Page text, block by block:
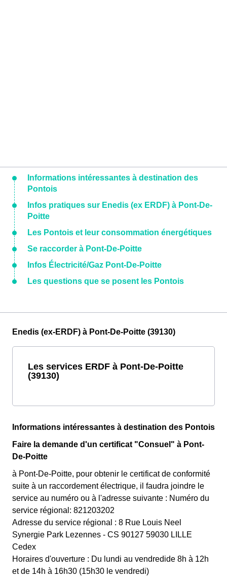
Informations intéressantes à destination des
Pontois
Infos pratiques sur Enedis (ex ERDF) à Pont-De-
Poitte
Les Pontois et leur consommation énergétiques
Se raccorder à Pont-De-Poitte
Infos Électricité/Gaz Pont-De-Poitte
Les questions que se posent les Pontois
Enedis (ex-ERDF) à Pont-De-Poitte (39130)
Les services ERDF à Pont-De-Poitte
(39130)
Informations intéressantes à destination des Pontois
Faire la demande d'un certificat "Consuel" à Pont-
De-Poitte
à Pont-De-Poitte, pour obtenir le certificat de conformité
suite à un raccordement électrique, il faudra joindre le
service au numéro ou à l'adresse suivante : Numéro du
service régional: 821203202
Adresse du service régional : 8 Rue Louis Neel
Synergie Park Lezennes - CS 90127 59030 LILLE
Cedex
Horaires d'ouverture : Du lundi au vendredide 8h à 12h
et de 14h à 16h30 (15h30 le vendredi)